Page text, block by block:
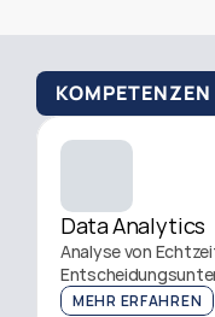
KOMPETENZEN
Data Analytics
Analyse von
MEHR ERFAHREN